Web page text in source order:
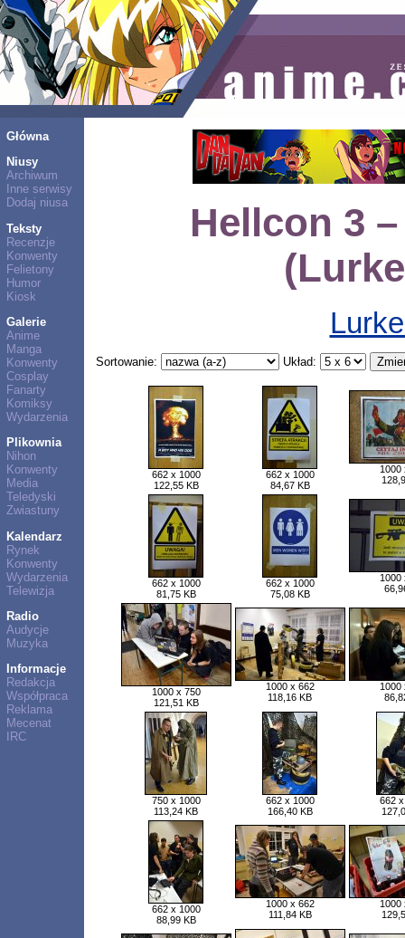
Główna
Niusy
Archiwum
Inne serwisy
Dodaj niusa
Teksty
Recenzje
Konwenty
Felietony
Humor
Kiosk
Galerie
Anime
Manga
Konwenty
Cosplay
Fanarty
Komiksy
Wydarzenia
Plikownia
Nihon
Konwenty
Media
Teledyski
Zwiastuny
Kalendarz
Rynek
Konwenty
Wydarzenia
Telewizja
Radio
Audycje
Muzyka
Informacje
Redakcja
Współpraca
Reklama
Mecenat
IRC
Hellcon 3
Sortowanie: Układ:
662 x 1000
122,55 KB
662 x 1000
84,67 KB
1000
662 x 1000
81,75 KB
662 x 1000
75,08 KB
1000
1000 x 750
121,51 KB
1000 x 662
118,16 KB
1000
750 x 1000
113,24 KB
662 x 1000
166,40 KB
662
662 x 1000
88,99 KB
1000 x 662
111,84 KB
1000